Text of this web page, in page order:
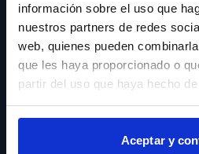
información sobre el uso que
nuestros partners de redes
web, quienes pueden
que les haya proporcionado o
partir del uso que haya hecho
Aceptar y
Suscríbete y recibe las últimas
Acepto los
Términos y
Condiciones